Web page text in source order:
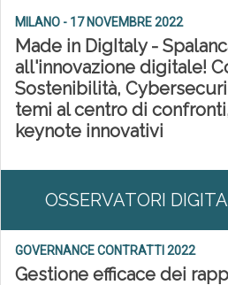
MILANO - 17 NOVEMBRE 2022
Made in DigItaly -
all'innovazione digitale!
Sostenibilità,
temi al centro di
keynote innovativi
OSSERVATORI
GOVERNANCE CONTRATTI 2022
Gestione efficace dei